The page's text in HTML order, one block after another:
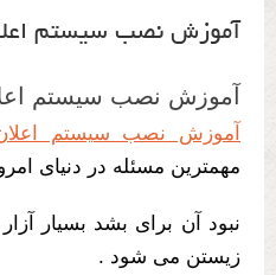
آموزش نصب سیستم
آموزش نصب سیستم
آموزش نصب سیستم
مهمترین مسئله در دنیای
نبود آن برای بشد بسیار
زیستن می شود .